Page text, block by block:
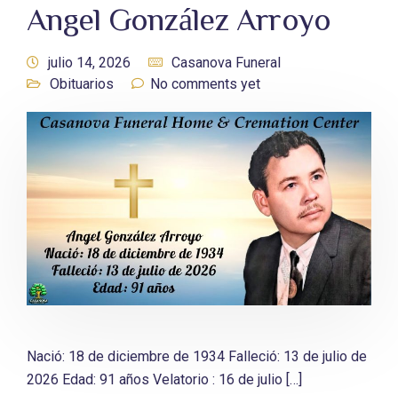
Angel González Arroyo
julio 14, 2026
Casanova Funeral
Obituarios
No comments yet
Nació: 18 de diciembre de 1934 Falleció: 13 de julio de
2026 Edad: 91 años Velatorio : 16 de julio […]